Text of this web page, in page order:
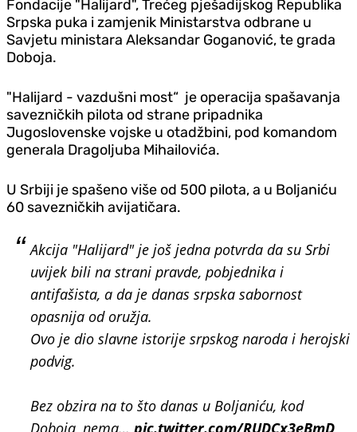
Fondacije "Halijard", Trećeg pješadijskog Republika
Srpska puka i zamjenik Ministarstva odbrane u
Savjetu ministara Aleksandar Goganović, te grada
Doboja.
"Halijard - vazdušni most“ je operacija spašavanja
savezničkih pilota od strane pripadnika
Jugoslovenske vojske u otadžbini, pod komandom
generala Dragoljuba Mihailovića.
U Srbiji je spašeno više od 500 pilota, a u Boljaniću
60 savezničkih avijatičara.
Akcija "Halijard" je još jedna potvrda da su Srbi
uvijek bili na strani pravde, pobjednika i
antifašista, a da je danas srpska sabornost
opasnija od oružja.
Ovo je dio slavne istorije srpskog naroda i herojski
podvig.
Bez obzira na to što danas u Boljaniću, kod
Doboja, nema… pic.twitter.com/RUDCx3eBmD